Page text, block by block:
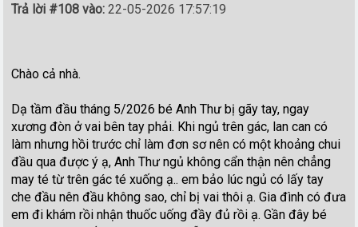
Trả lời #108 vào: 22-05-2026 17:57:19
Chào cả nhà.
Dạ tầm đầu tháng 5/2026 bé Anh Thư bị gãy tay, ngay
xương đòn ở vai bên tay phải. Khi ngủ trên gác, lan can có
làm nhưng hồi trước chỉ làm đơn sơ nên có một khoảng chui
đầu qua được ý ạ, Anh Thư ngủ không cẩn thận nên chẳng
may té từ trên gác té xuống ạ.. em bảo lúc ngủ có lấy tay
che đầu nên đầu không sao, chỉ bị vai thôi ạ. Gia đình có đưa
em đi khám rồi nhận thuốc uống đầy đủ rồi ạ. Gần đây bé